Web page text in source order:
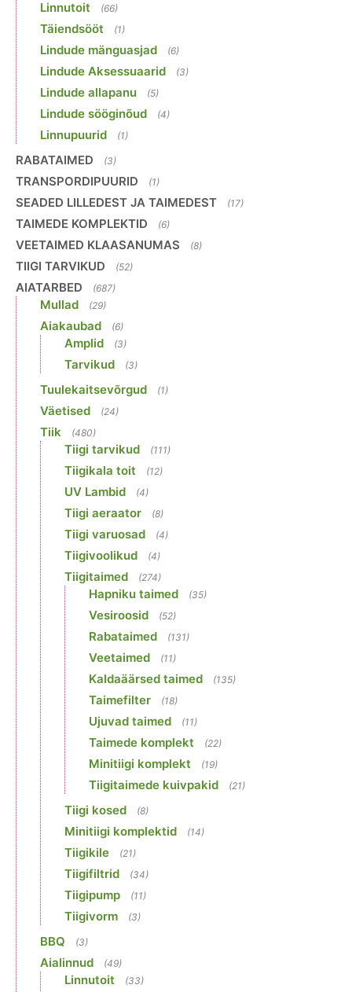
Linnutoit (66)
Täiendsööt (1)
Lindude mänguasjad (6)
Lindude Aksessuaarid (3)
Lindude allapanu (5)
Lindude sööginõud (4)
Linnupuurid (1)
RABATAIMED (3)
TRANSPORDIPUURID (1)
SEADED LILLEDEST JA TAIMEDEST (17)
TAIMEDE KOMPLEKTID (6)
VEETAIMED KLAASANUMAS (8)
TIIGI TARVIKUD (52)
AIATARBED (687)
Mullad (29)
Aiakaubad (6)
Amplid (3)
Tarvikud (3)
Tuulekaitsevõrgud (1)
Väetised (24)
Tiik (480)
Tiigi tarvikud (111)
Tiigikala toit (12)
UV Lambid (4)
Tiigi aeraator (8)
Tiigi varuosad (4)
Tiigivoolikud (4)
Tiigitaimed (274)
Hapniku taimed (35)
Vesiroosid (52)
Rabataimed (131)
Veetaimed (11)
Kaldaäärsed taimed (135)
Taimefilter (18)
Ujuvad taimed (11)
Taimede komplekt (22)
Minitiigi komplekt (19)
Tiigitaimede kuivpakid (21)
Tiigi kosed (8)
Minitiigi komplektid (14)
Tiigikile (21)
Tiigifiltrid (34)
Tiigipump (11)
Tiigivorm (3)
BBQ (3)
Aialinnud (49)
Linnutoit (33)